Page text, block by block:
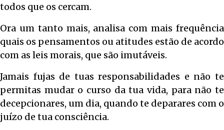
todos que os cercam.
Ora um tanto mais, analisa com mais frequência
quais os pensamentos ou atitudes estão de acordo
com as leis morais, que são imutáveis.
Jamais fujas de tuas responsabilidades e não te
permitas mudar o curso da tua vida, para não te
decepcionares, um dia, quando te deparares com o
juízo de tua consciência.